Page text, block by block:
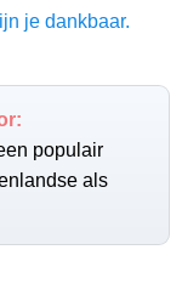
je dankbaar.
populair
als